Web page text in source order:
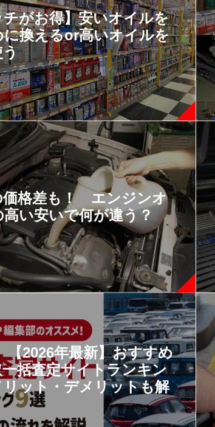
がお得】安いオイルを
に換えるor高いオイルを
う
価格差も！ エンジンオ
い安いで何が違う？
【2026年最新】おすすめ
括査定サイトランキン
リット・デメリットも解